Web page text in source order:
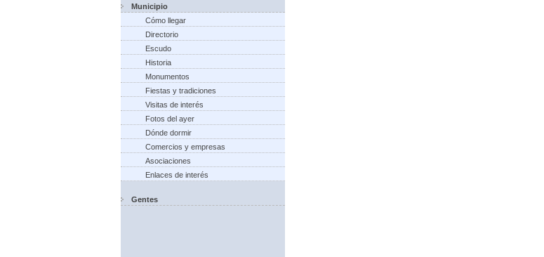
Municipio
Cómo llegar
Directorio
Escudo
Historia
Monumentos
Fiestas y tradiciones
Visitas de interés
Fotos del ayer
Dónde dormir
Comercios y empresas
Asociaciones
Enlaces de interés
Gentes